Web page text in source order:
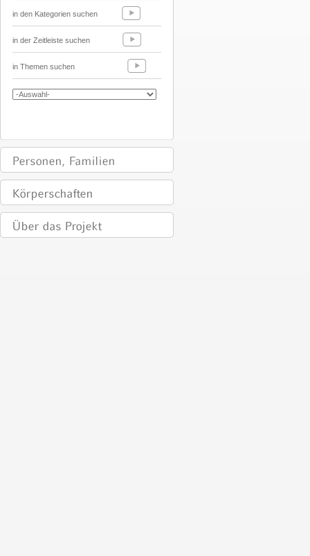
in den Kategorien suchen
in der Zeitleiste suchen
in Themen suchen